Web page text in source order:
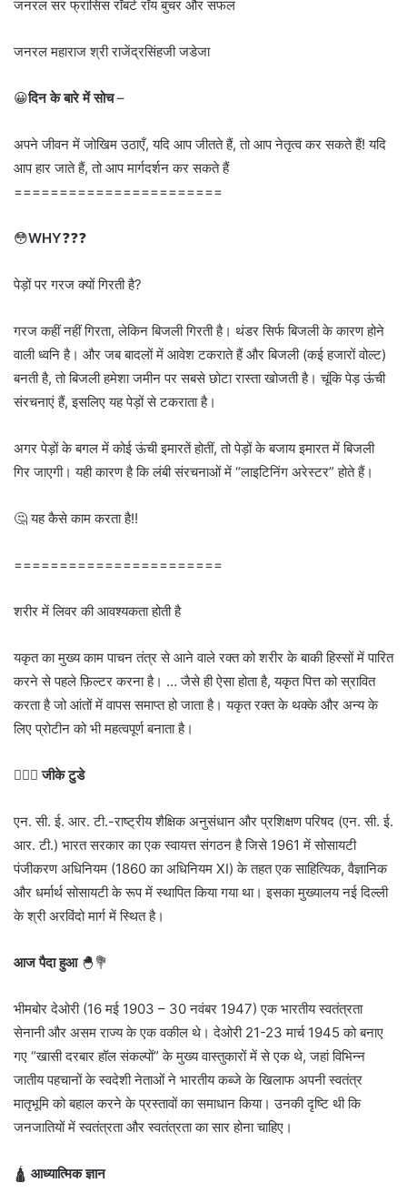
जनरल सर फ्रांसिस रॉबर्ट रॉय बुचर और सफल
जनरल महाराज श्री राजेंद्रसिंहजी जडेजा
😀दिन के बारे में सोच–
अपने जीवन में जोखिम उठाएँ, यदि आप जीतते हैं, तो आप नेतृत्व कर सकते हैं! यदि
आप हार जाते हैं, तो आप मार्गदर्शन कर सकते हैं
=======================
😳WHY❓❓❓
पेड़ों पर गरज क्यों गिरती है?
गरज कहीं नहीं गिरता, लेकिन बिजली गिरती है। थंडर सिर्फ बिजली के कारण होने
वाली ध्वनि है। और जब बादलों में आवेश टकराते हैं और बिजली (कई हजारों वोल्ट)
बनती है, तो बिजली हमेशा जमीन पर सबसे छोटा रास्ता खोजती है। चूंकि पेड़ ऊंची
संरचनाएं हैं, इसलिए यह पेड़ों से टकराता है।
अगर पेड़ों के बगल में कोई ऊंची इमारतें होतीं, तो पेड़ों के बजाय इमारत में बिजली
गिर जाएगी। यही कारण है कि लंबी संरचनाओं में “लाइटिनिंग अरेस्टर” होते हैं।
🤔यह कैसे काम करता है!!
=======================
शरीर में लिवर की आवश्यकता होती है
यकृत का मुख्य काम पाचन तंत्र से आने वाले रक्त को शरीर के बाकी हिस्सों में पारित
करने से पहले फ़िल्टर करना है। … जैसे ही ऐसा होता है, यकृत पित्त को स्रावित
करता है जो आंतों में वापस समाप्त हो जाता है। यकृत रक्त के थक्के और अन्य के
लिए प्रोटीन को भी महत्वपूर्ण बनाता है।
💁🏻‍♂‍जीके टुडे
एन. सी. ई. आर. टी.-राष्ट्रीय शैक्षिक अनुसंधान और प्रशिक्षण परिषद (एन. सी. ई.
आर. टी.) भारत सरकार का एक स्वायत्त संगठन है जिसे 1961 में सोसायटी
पंजीकरण अधिनियम (1860 का अधिनियम XI) के तहत एक साहित्यिक, वैज्ञानिक
और धर्मार्थ सोसायटी के रूप में स्थापित किया गया था। इसका मुख्यालय नई दिल्ली
के श्री अरविंदो मार्ग में स्थित है।
आज पैदा हुआ 🐣💐
भीमबोर देओरी (16 मई 1903 – 30 नवंबर 1947) एक भारतीय स्वतंत्रता
सेनानी और असम राज्य के एक वकील थे। देओरी 21-23 मार्च 1945 को बनाए
गए “खासी दरबार हॉल संकल्पों” के मुख्य वास्तुकारों में से एक थे, जहां विभिन्न
जातीय पहचानों के स्वदेशी नेताओं ने भारतीय कब्जे के खिलाफ अपनी स्वतंत्र
मातृभूमि को बहाल करने के प्रस्तावों का समाधान किया। उनकी दृष्टि थी कि
जनजातियों में स्वतंत्रता और स्वतंत्रता का सार होना चाहिए।
🛕 आध्यात्मिक ज्ञान